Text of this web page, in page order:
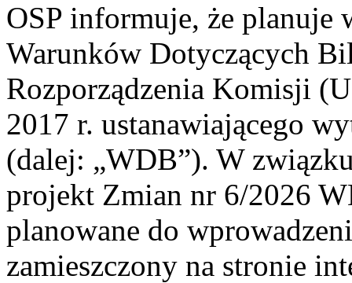
OSP informuje, że planuje
Warunków Dotyczących
Rozporządzenia Komisji
2017 r. ustanawiającego
(dalej: „WDB”). W
projekt Zmian nr 6/2026
planowane do
zamieszczony na stronie